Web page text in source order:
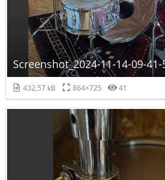
432,57 kB 864×725 41